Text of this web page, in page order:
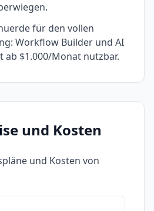
für den vollen
Workflow Builder und AI
ab $1.000/Monat nutzbar.
und Kosten
und Kosten von